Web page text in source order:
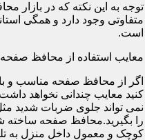
توجه به این نکته که در بازار
متفاوتی وجود دارد و همگی
است.
معایب استفاده از محافظ صفحه
اگر از محافظ صفحه مناسب و
کنید معایب چندانی نخواهد
نمی تواند جلوی ضربات شدید
را بگیرید.محافظ صفحه ساخته
کوچک و معمول داخل منزل به